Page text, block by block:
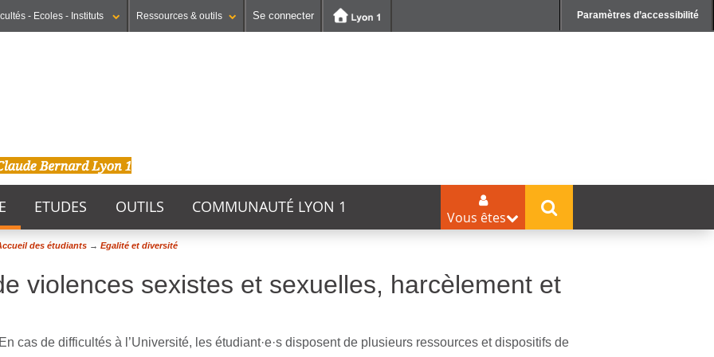
Paramètres d’accessibilité
- Ecoles - Instituts Ressources & outils Se connecter
ETUDES OUTILS COMMUNAUTÉ LYON 1
Vous êtes
des étudiants→ Egalité et diversité
violences sexistes et sexuelles, harcèlement et
cas de difficultés à l’Université, les étudiant·e·s disposent de plusieurs ressources et dispositifs de